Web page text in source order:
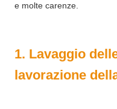
e molte carenze.
1. Lavaggio
lavorazione